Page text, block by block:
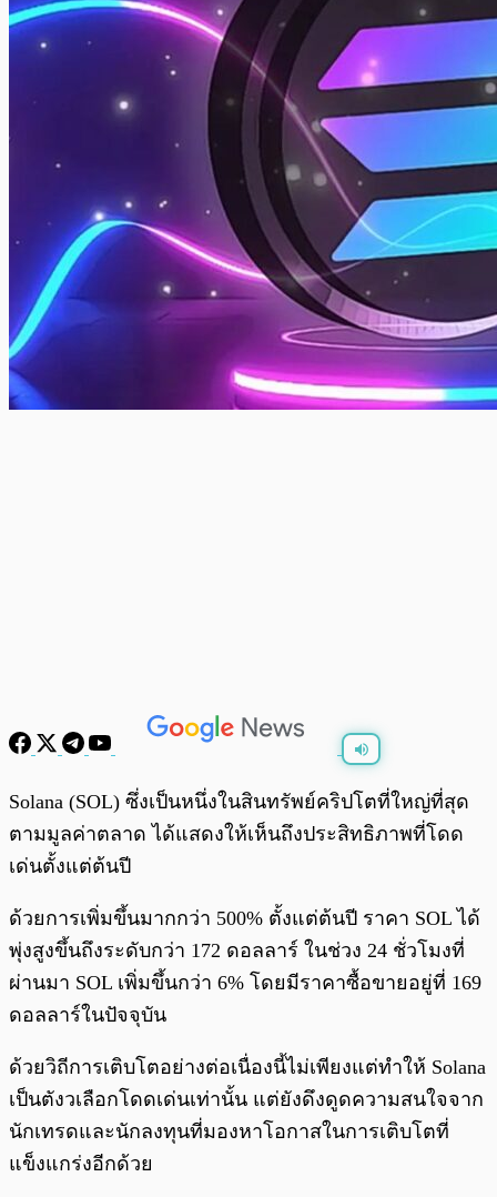
0:00 0:00
Solana (SOL) ซึ่งเป็นหนึ่งในสินทรัพย์คริปโตที่ใหญ่ที่สุด
ตามมูลค่าตลาด ได้แสดงให้เห็นถึงประสิทธิภาพที่โดด
เด่นตั้งแต่ต้นปี
ด้วยการเพิ่มขึ้นมากกว่า 500% ตั้งแต่ต้นปี ราคา SOL ได้
พุ่งสูงขึ้นถึงระดับกว่า 172 ดอลลาร์ ในช่วง 24 ชั่วโมงที่
ผ่านมา SOL เพิ่มขึ้นกว่า 6% โดยมีราคาซื้อขายอยู่ที่ 169
ดอลลาร์ในปัจจุบัน
ด้วยวิถีการเติบโตอย่างต่อเนื่องนี้ไม่เพียงแต่ทำให้ Solana
เป็นตังวเลือกโดดเด่นเท่านั้น แต่ยังดึงดูดความสนใจจาก
นักเทรดและนักลงทุนที่มองหาโอกาสในการเติบโตที่
แข็งแกร่งอีกด้วย